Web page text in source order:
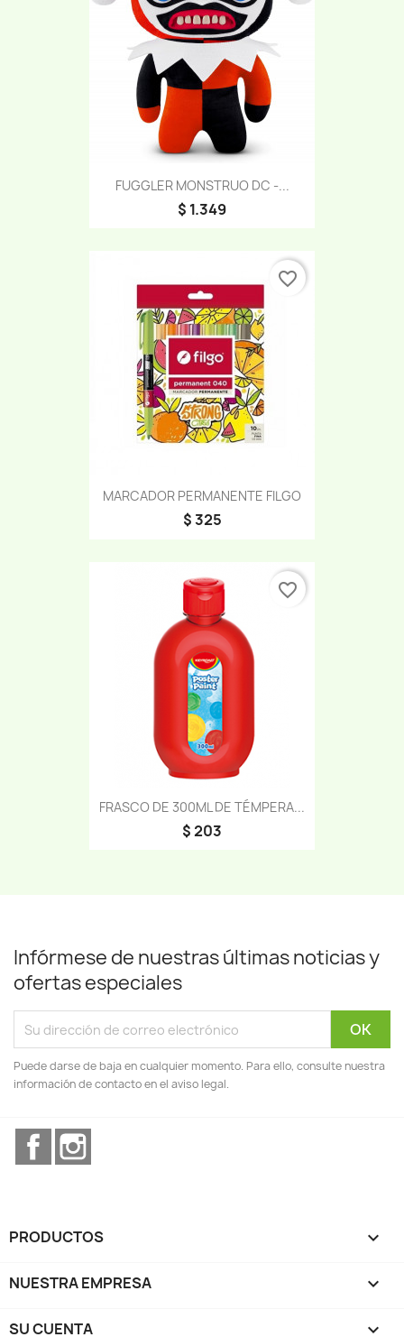
FUGGLER MONSTRUO DC -...
$ 1.349
MARCADOR PERMANENTE FILGO
$ 325
favorite_border
FRASCO DE 300ML DE TÉMPERA...
$ 203
favorite_border
Infórmese de nuestras últimas noticias y
ofertas especiales
Puede darse de baja en cualquier momento. Para ello, consulte nuestra
información de contacto en el aviso legal.
Facebook
PRODUCTOS 
NUESTRA EMPRESA 
SU CUENTA 